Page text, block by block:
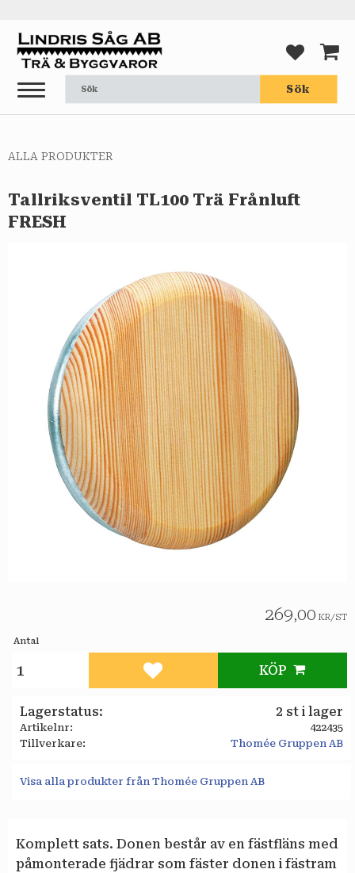
Meny
Sök
ALLA PRODUKTER
Tallriksventil TL100 Trä Frånluft
FRESH
269,00 KR/ST
Antal
KÖP
Lägg till i favoriter
Lagerstatus 2 st i lager
Artikelnr
422435
Tillverkare
Thomée Gruppen AB
Visa alla produkter från Thomée Gruppen AB
Komplett sats. Donen består av en fästfläns med
påmonterade fjädrar som fäster donen i fästram